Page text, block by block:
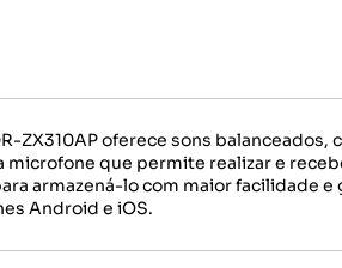
ZX310AP oferece sons
que permite realizar e
armazená-lo com maior facilidade
Android e iOS.